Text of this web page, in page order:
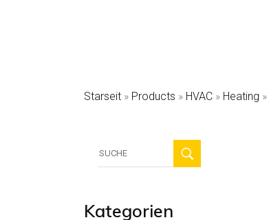
Starseit » Products » HVAC » Heating »
Kategorien